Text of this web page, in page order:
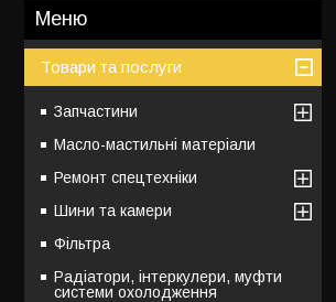
Товари та послуги
Запчастини
Масло-мастильні матеріали
Ремонт спецтехніки
Шини та камери
Фільтра
Радіатори, інтеркулери, муфти
системи охолодження